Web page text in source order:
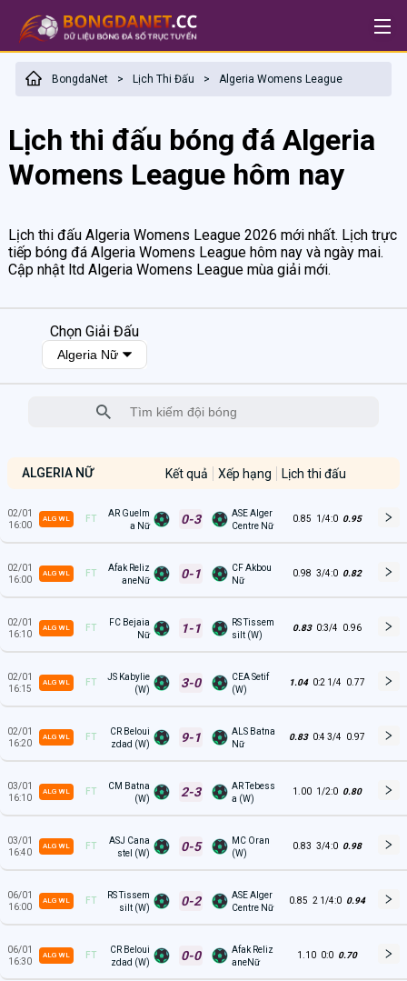
BongdaNet > Lịch Thi Đấu > Algeria Womens League
Lịch thi đấu bóng đá Algeria
Womens League hôm nay
Lịch thi đấu Algeria Womens League 2026 mới nhất. Lịch trực
tiếp bóng đá Algeria Womens League hôm nay và ngày mai.
Cập nhật ltd Algeria Womens League mùa giải mới.
Chọn Giải Đấu
Algeria Nữ
ALGERIA NỮ Kết quả Xếp hạng Lịch thi đấu
02/01
16:00
ALG WL FT
AR Guelm
a Nữ
0-3
ASE Alger
Centre Nữ
0.85 1/4:0 0.95
02/01
16:00
ALG WL FT
Afak Reliz
aneNữ
0-1
CF Akbou
Nữ
0.98 3/4:0 0.82
02/01
16:10
ALG WL FT
FC Bejaia
Nữ
1-1
RS Tissem
silt (W)
0.83 0:3/4 0.96
02/01
16:15
ALG WL FT
JS Kabylie
(W)
3-0
CEA Setif
(W)
1.04 0:2 1/4 0.77
02/01
16:20
ALG WL FT
CR Beloui
zdad (W)
9-1
ALS Batna
Nữ
0.83 0:4 3/4 0.97
03/01
16:10
ALG WL FT
CM Batna
(W)
2-3
AR Tebess
a (W)
1.00 1/2:0 0.80
03/01
16:40
ALG WL FT
ASJ Cana
stel (W)
0-5
MC Oran
(W)
0.83 3/4:0 0.98
06/01
16:00
ALG WL FT
RS Tissem
silt (W)
0-2
ASE Alger
Centre Nữ
0.85 2 1/4:0 0.94
06/01
16:30
ALG WL FT
CR Beloui
zdad (W)
0-0
Afak Reliz
aneNữ
1.10 0:0 0.70